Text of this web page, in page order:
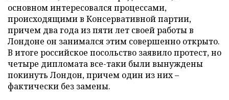
основном интересовался процессами,
происходящими в Консервативной партии,
причем два года из пяти лет своей работы в
Лондоне он занимался этим совершенно открыто.
В итоге российское посольство заявило протест, но
четыре дипломата все-таки были вынуждены
покинуть Лондон, причем один из них –
фактически без замены.